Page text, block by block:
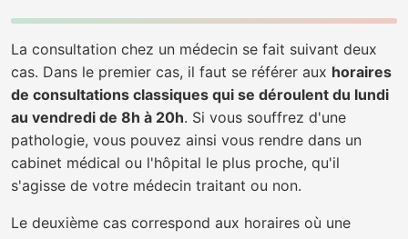
La consultation chez un médecin se fait suivant deux
cas. Dans le premier cas, il faut se référer aux horaires
de consultations classiques qui se déroulent du lundi
au vendredi de 8h à 20h. Si vous souffrez d'une
pathologie, vous pouvez ainsi vous rendre dans un
cabinet médical ou l'hôpital le plus proche, qu'il
s'agisse de votre médecin traitant ou non.
Le deuxième cas correspond aux horaires où une